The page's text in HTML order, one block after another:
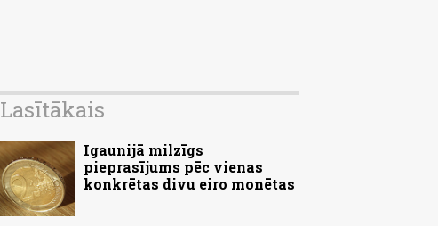
Lasītākais
Igaunijā milzīgs
pieprasījums pēc vienas
konkrētas divu eiro monētas